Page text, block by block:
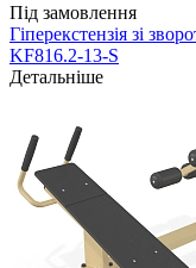
Під замовлення
Гіперекстензія зі
KF816.2-13-S
Детальніше